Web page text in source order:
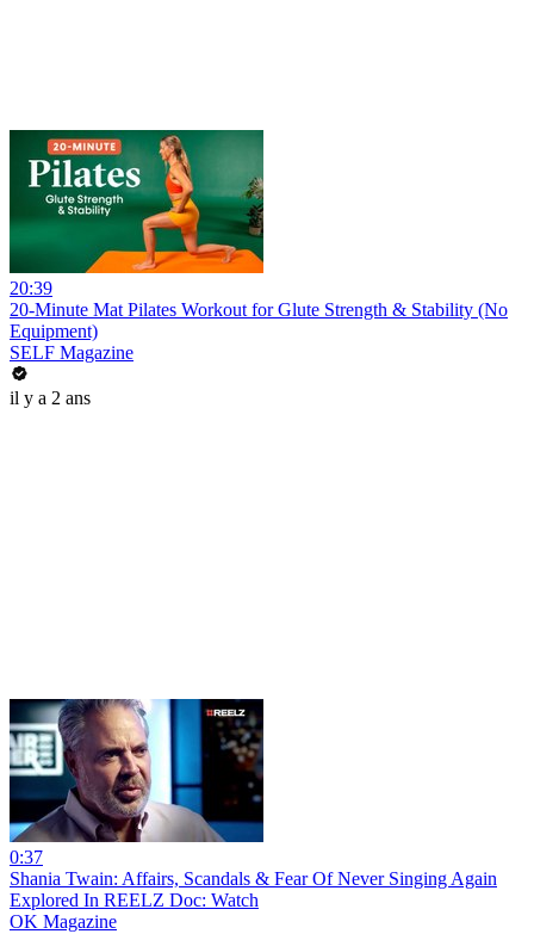
20:39
20-Minute Mat Pilates Workout for Glute Strength & Stability (No
Equipment)
SELF Magazine
il y a 2 ans
0:37
Shania Twain: Affairs, Scandals & Fear Of Never Singing Again
Explored In REELZ Doc: Watch
OK Magazine